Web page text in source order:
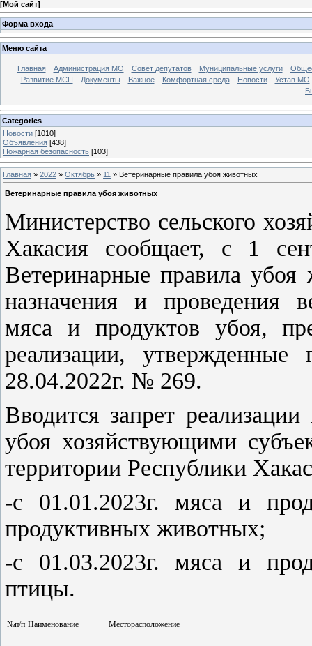
[Мой сайт]
Форма входа
Меню сайта
Главная Администрация МО Совет депутатов Муниципальные услуги
Развитие МСП
Документы Важное Комфортная среда Новости
Устав МО
Categories
Новости [1010]
Объявления [438]
Пожарная безопасность [103]
Главная » 2022 » Октябрь » 11 » Ветеринарные правила убоя животных
Ветеринарные правила убоя животных
Министерство сельского
Хакасия сообщает, с 1
Ветеринарные правила
назначения и проведения
мяса и продуктов убоя,
реализации,
28.04.2022г. № 269.
Вводится запрет
убоя хозяйствующими
территории Республики
-с 01.01.2023г. мяса и
продуктивных животных;
-с 01.03.2023г. мяса и
птицы.
№п/п Наименование Месторасположение